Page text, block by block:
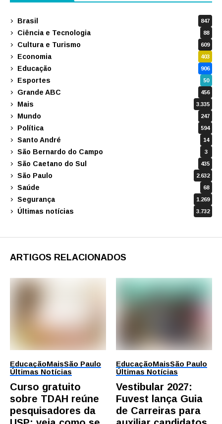
Brasil 847
Ciência e Tecnologia 88
Cultura e Turismo 609
Economia 403
Educação 906
Esportes 50
Grande ABC 456
Mais 3.335
Mundo 247
Política 594
Santo André 14
São Bernardo do Campo 3
São Caetano do Sul 435
São Paulo 2.632
Saúde 68
Segurança 1.269
Últimas notícias 3.732
ARTIGOS RELACIONADOS
EducaçãoMaisSão Paulo
Últimas Notícias
Curso gratuito
sobre TDAH reúne
pesquisadores da
EducaçãoMaisSão Paulo
Últimas Notícias
Vestibular 2027:
Fuvest lança Guia
de Carreiras para